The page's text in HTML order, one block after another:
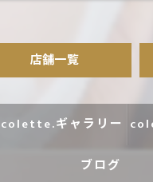
店舗一覧
colette.ギャラリー
ブログ